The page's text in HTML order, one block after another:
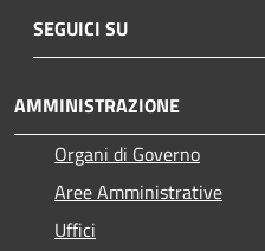
SEGUICI SU
AMMINISTRAZIONE
Organi di Governo
Aree Amministrative
Uffici